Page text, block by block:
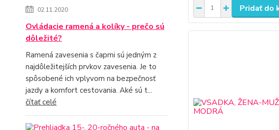
02.11.2020
Ovládacie ramená a kolíky - prečo sú
dôležité?
Ramená zavesenia s čapmi sú jedným z
najdôležitejších prvkov zavesenia. Je to
spôsobené ich vplyvom na bezpečnosť
jazdy a komfort cestovania. Aké sú t...
čítať celé
Pridať do